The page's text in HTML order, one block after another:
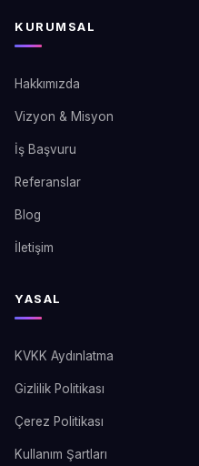
KURUMSAL
Hakkımızda
Vizyon & Misyon
İş Başvuru
Referanslar
Blog
İletişim
YASAL
KVKK Aydınlatma
Gizlilik Politikası
Çerez Politikası
Kullanım Şartları